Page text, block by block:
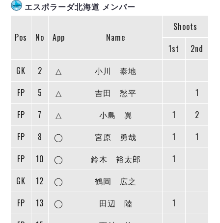
戦績表
個人ランキング｜ゴール
個人ランキング｜シュート成功率
メットライフ生命Ｆリーグカップ 2026
試合日程・結果
アリーナ情報
チケット情報
名古屋オーシャンズ
ボルクバレット北九州
メットライフ生命Ｆ２リーグ
マルバ水戸FC
Y．S．C．C．横浜
ヴィンセドール白山
デウソン神戸
ミラクルスマイル新居浜
リーグ要項
アリーナ観戦マナー&ルール
Ｆリーグカップ 試合記録
リーグ統計データ
ハットトリック
担当審判員
選手の通算記録（Ｆ１）
エスポラーダ北海道
エスポラーダ北海道 メンバー
Pos No App Name
Shoots
1st
2nd
GK
2 △
小川 泰地
FP
5 △ 吉田 愁平
1
FP
7 △ 小島 翼 1
2
FP
8 ◯ 宮原 勇哉 1
1
FP
10 ◯ 鈴木 裕太郎
1
GK
12 ◯
鶴岡 広之
FP
13 ◯ 田辺 陸
1